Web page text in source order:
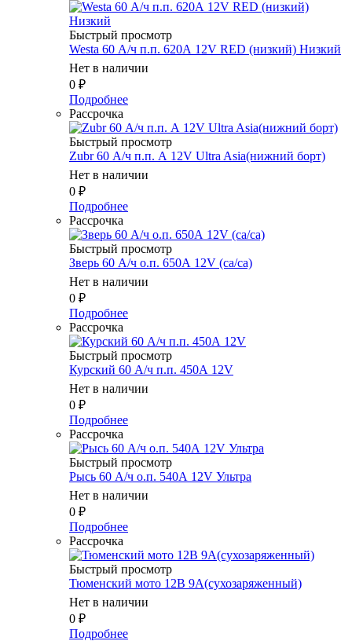
Быстрый просмотр
Westa 60 А/ч п.п. 620А 12V RED (низкий) Низкий
Нет в наличии
0 ₽
Подробнее
Рассрочка
Быстрый просмотр
Zubr 60 А/ч п.п. А 12V Ultra Asia(нижний борт)
Нет в наличии
0 ₽
Подробнее
Рассрочка
Быстрый просмотр
Зверь 60 А/ч о.п. 650А 12V (ca/ca)
Нет в наличии
0 ₽
Подробнее
Рассрочка
Быстрый просмотр
Курский 60 А/ч п.п. 450А 12V
Нет в наличии
0 ₽
Подробнее
Рассрочка
Быстрый просмотр
Рысь 60 А/ч о.п. 540А 12V Ультра
Нет в наличии
0 ₽
Подробнее
Рассрочка
Быстрый просмотр
Тюменский мото 12В 9А(сухозаряженный)
Нет в наличии
0 ₽
Подробнее